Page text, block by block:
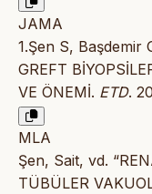
JAMA
1.Şen S, Başdemir
GREFT
VE ÖNEMİ. ETD.
MLA
Şen, Sait, vd.
TÜBÜLER